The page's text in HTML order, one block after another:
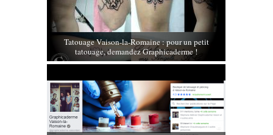
Tatouage Vaison-la-Romaine : pour un petit
tatouage, demandez Graphicaderme !